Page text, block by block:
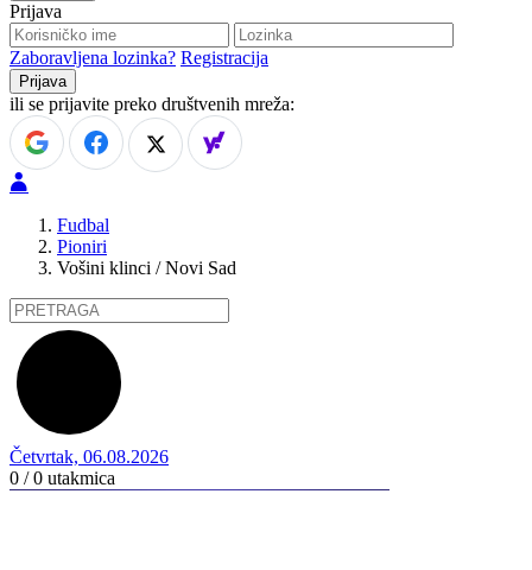
Prijava
Zaboravljena lozinka? Registracija
ili se prijavite preko društvenih mreža:
Fudbal
Pioniri
Vošini klinci / Novi Sad
Četvrtak, 06.08.2026
0 / 0 utakmica